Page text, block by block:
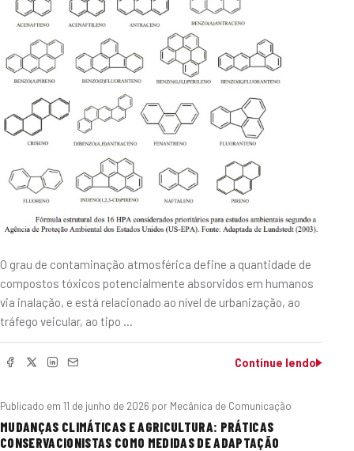
O grau de contaminação atmosférica define a quantidade de
compostos tóxicos potencialmente absorvidos em humanos
via inalação, e está relacionado ao nível de urbanização, ao
tráfego veicular, ao tipo …
Continue lendo
Publicado em 11 de junho de 2026 por Mecânica de Comunicação
MUDANÇAS CLIMÁTICAS E AGRICULTURA: PRÁTICAS
CONSERVACIONISTAS COMO MEDIDAS DE ADAPTAÇÃO